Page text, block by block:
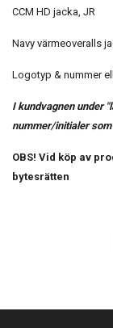
CCM HD jacka, JR
Navy värmeoveralls
Logotyp & nummer
I kundvagnen under
nummer/initialer
OBS! Vid köp av
bytesrätten